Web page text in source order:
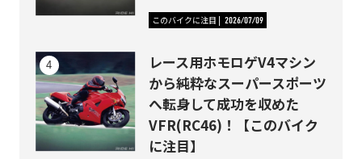
このバイクに注目 2026/07/09
レース用ホモロゲV4マシン
から純粋なスーパースポーツ
へ転身して成功を収めた
VFR(RC46)！【このバイク
に注目】